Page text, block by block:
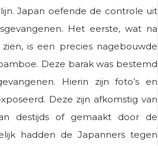
Japan oefende de controle uit
Het eerste, wat na
is een precies nagebouwde
Deze barak was bestemd
Hierin zijn foto’s en
Deze zijn afkomstig van
destijds of gemaakt door de
hadden de Japanners tegen